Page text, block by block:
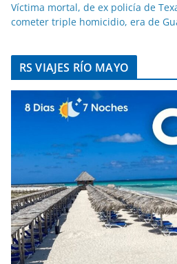
Víctima mortal, de ex policía de
cometer triple homicidio, era de
RS VIAJES RÍO MAYO